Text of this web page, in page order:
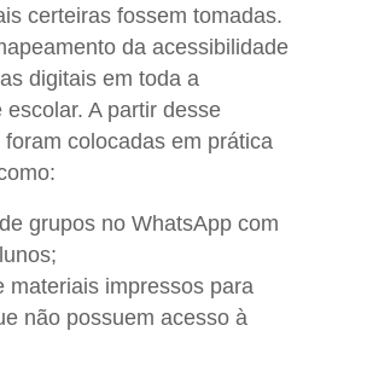
certeiras fossem tomadas.
da acessibilidade
digitais em toda a
escolar. A partir desse
colocadas em prática
grupos no WhatsApp com
materiais impressos para
não possuem acesso à